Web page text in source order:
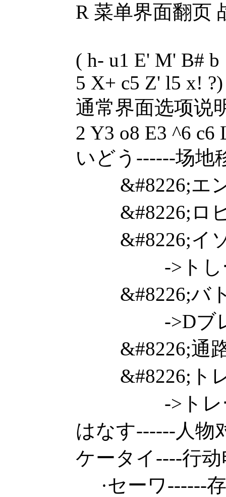
R 菜单界面翻页
( h- u1 E' M' B# b
5 X+ c5 Z' l5 x!
通常界面选项说
2 Y3 o8 E3 ^6 c6
いどう------场地
&#8226;エン
&#8226;ロビ
&#8226;イソ
->トしーデ
&#8226;バト
->Dブレイク
&#8226;通路
&#8226;トレ
->トレーニ
はなす------人物
ケータイ----行
·セーワ------存